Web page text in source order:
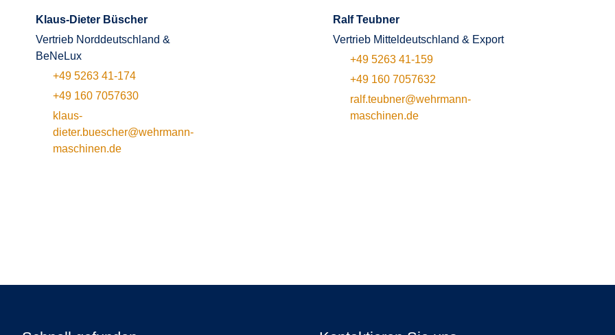
Klaus-Dieter Büscher
Vertrieb Norddeutschland &
BeNeLux
+49 5263 41-174
+49 160 7057630
klaus-
dieter.buescher@wehrmann-
maschinen.de
Ralf Teubner
Vertrieb Mitteldeutschland & Export
+49 5263 41-159
+49 160 7057632
ralf.teubner@wehrmann-
maschinen.de